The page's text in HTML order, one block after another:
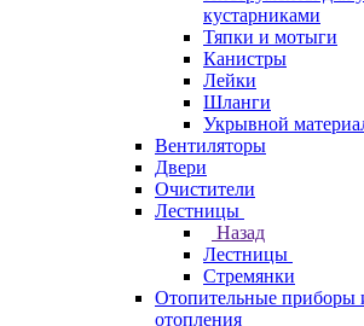
кустарниками
Тяпки и мотыги
Канистры
Лейки
Шланги
Укрывной
Вентиляторы
Двери
Очистители
Лестницы
Назад
Лестницы
Стремянки
Отопительные приборы
отопления